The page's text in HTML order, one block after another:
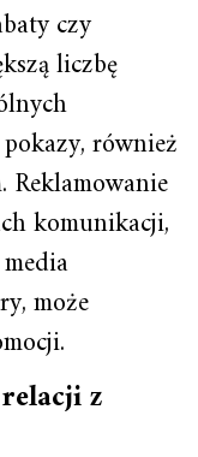
czy
liczbę
również
komunikacji,
może
z